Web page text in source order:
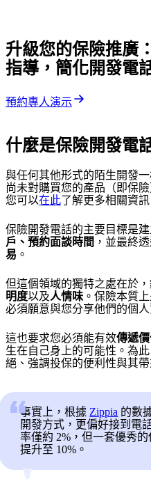
升級您的保險推廣
指導，簡化開發電
預約專人演示
什麼是保險開發電
與任何其他形式的陌生開發
尚未對購買您的產品（即保
您可以在此了解更多相關資訊
保險開發電話的主要目標是建
戶、預約面談時間 ，並最終
易 。
但這個領域的獨特之處在於
明度以及人情味 。保險本質
必須願意與您分享他們的個人
這也要求您必須能有效傳遞
生在自己身上的可能性。為
絕、強調投保的便利性與其帶
事實上，根據 Zippia 的數
開發方式，更偏好接到電
率僅約 2%，但一套優秀
提升至 10%。